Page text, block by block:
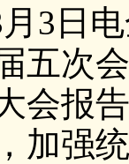
3日
五次
会报
加强